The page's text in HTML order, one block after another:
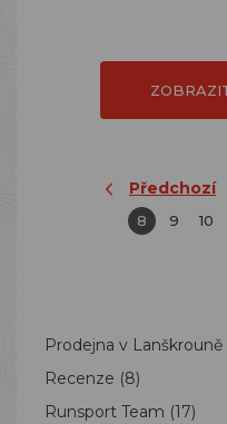
Předchozí
8
9 10
Prodejna v Lanškrouně
Recenze (8)
Runsport Team (17)